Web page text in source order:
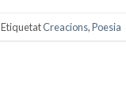
EtiquetatCreacions,Poesia